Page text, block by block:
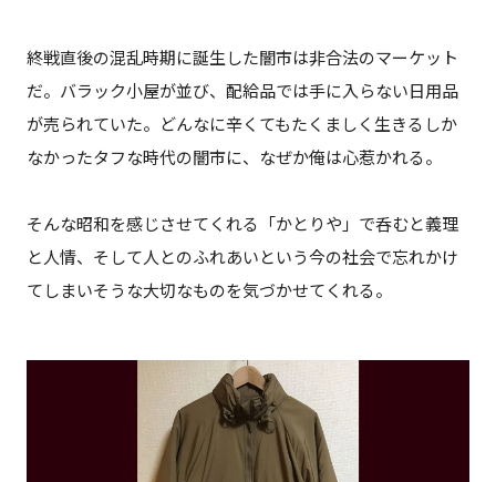
終戦直後の混乱時期に誕生した闇市は非合法のマーケット
だ。バラック小屋が並び、配給品では手に入らない日用品
が売られていた。どんなに辛くてもたくましく生きるしか
なかったタフな時代の闇市に、なぜか俺は心惹かれる。
そんな昭和を感じさせてくれる「かとりや」で呑むと義理
と人情、そして人とのふれあいという今の社会で忘れかけ
てしまいそうな大切なものを気づかせてくれる。